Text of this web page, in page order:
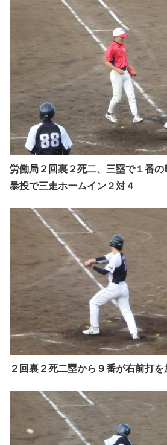
労働局２回裏２死二、三塁で１番の
暴投で三走ホームイン２対４
２回裏２死二塁から９番が右前打